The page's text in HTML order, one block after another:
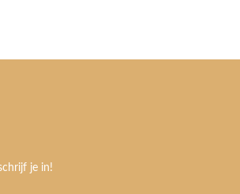
je in!